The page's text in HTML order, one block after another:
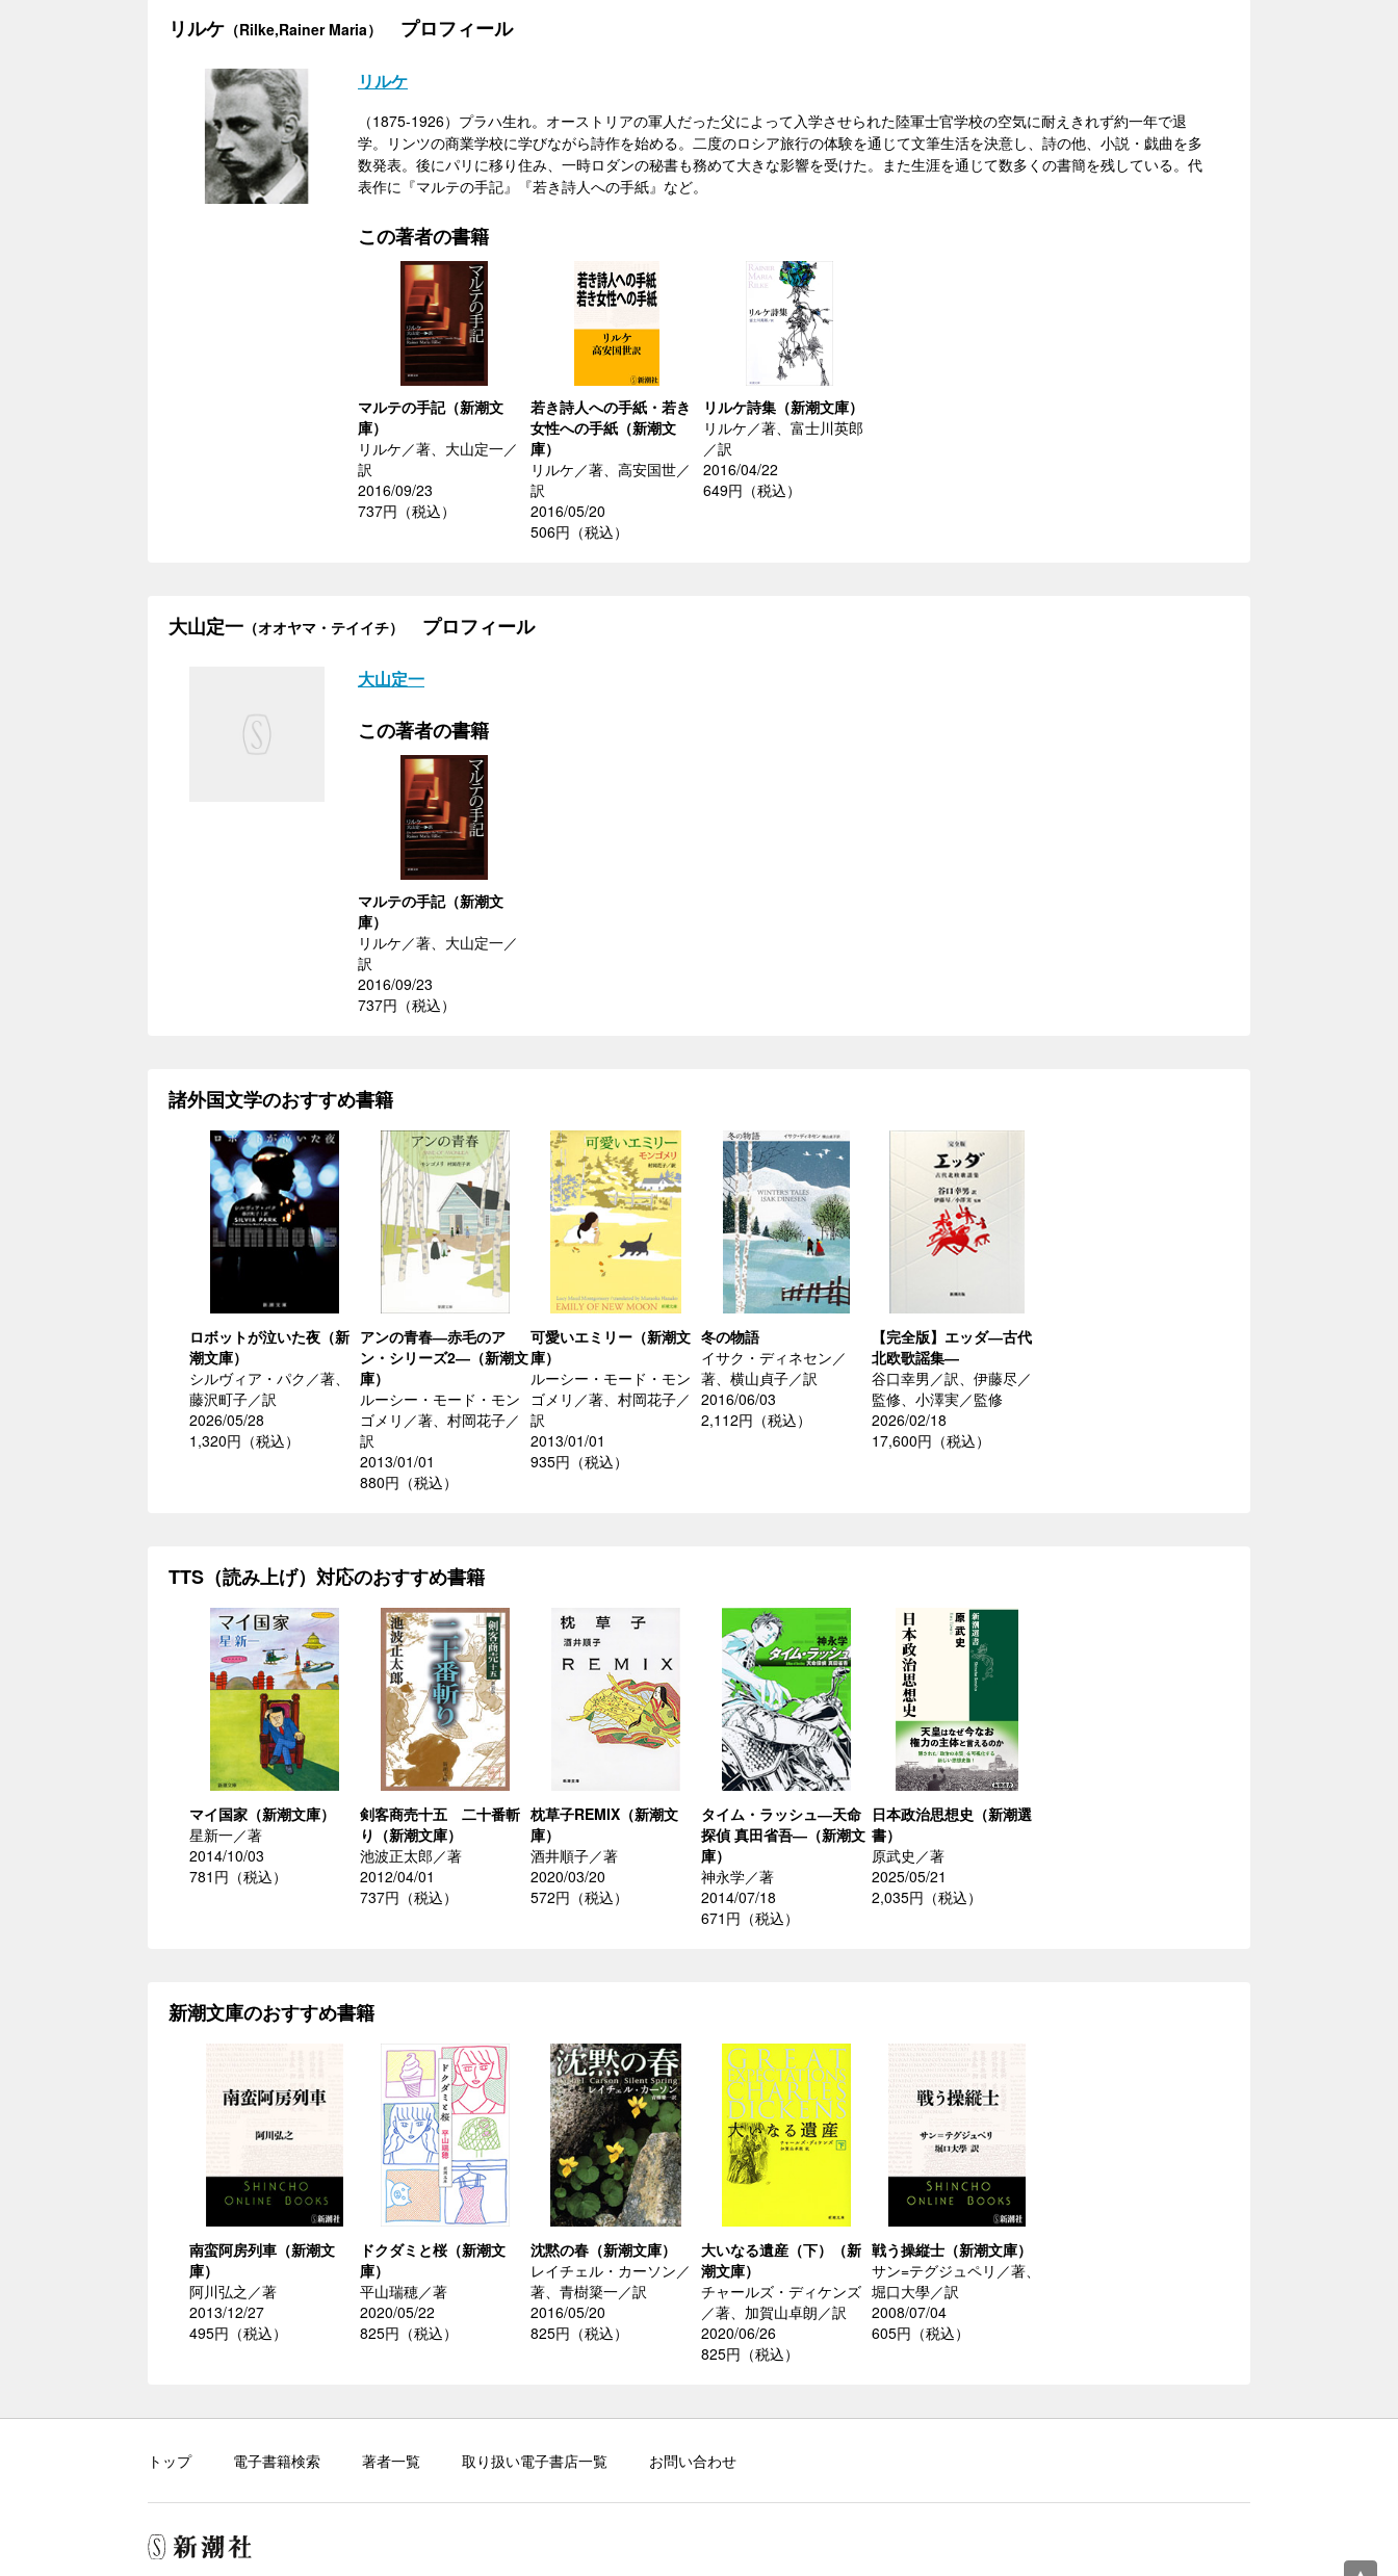
リルケ （Rilke,Rainer Maria） プロフィール
リルケ
（1875-1926）プラハ生れ。オーストリアの軍人だった父によって入学させられた陸軍士官学校の空気に耐えきれず約一年で退
学。リンツの商業学校に学びながら詩作を始める。二度のロシア旅行の体験を通じて文筆生活を決意し、詩の他、小説・戯曲を多
数発表。後にパリに移り住み、一時ロダンの秘書も務めて大きな影響を受けた。また生涯を通じて数多くの書簡を残している。代
表作に『マルテの手記』『若き詩人への手紙』など。
この著者の書籍
マルテの手記（新潮文
庫）
リルケ／著、大山定一／
訳
2016/09/23
737円（税込）
若き詩人への手紙・若き
女性への手紙（新潮文
庫）
リルケ／著、高安国世／
訳
2016/05/20
506円（税込）
リルケ詩集（新潮文庫）
リルケ／著、富士川英郎
／訳
2016/04/22
649円（税込）
大山定一 （オオヤマ・テイイチ） プロフィール
大山定一
この著者の書籍
マルテの手記（新潮文
庫）
リルケ／著、大山定一／
訳
2016/09/23
737円（税込）
諸外国文学のおすすめ書籍
ロボットが泣いた夜（新
潮文庫）
シルヴィア・パク／著、
藤沢町子／訳
2026/05/28
1,320円（税込）
アンの青春―赤毛のア
ン・シリーズ2―（新潮文
庫）
ルーシー・モード・モン
ゴメリ／著、村岡花子／
訳
2013/01/01
880円（税込）
可愛いエミリー（新潮文
庫）
ルーシー・モード・モン
ゴメリ／著、村岡花子／
訳
2013/01/01
935円（税込）
冬の物語
イサク・ディネセン／
著、横山貞子／訳
2016/06/03
2,112円（税込）
【完全版】エッダ―古代
北欧歌謡集―
谷口幸男／訳、伊藤尽／
監修、小澤実／監修
2026/02/18
17,600円（税込）
TTS（読み上げ）対応のおすすめ書籍
マイ国家（新潮文庫）
星新一／著
2014/10/03
781円（税込）
剣客商売十五 二十番斬
り（新潮文庫）
池波正太郎／著
2012/04/01
737円（税込）
枕草子REMIX（新潮文
庫）
酒井順子／著
2020/03/20
572円（税込）
タイム・ラッシュ―天命
探偵 真田省吾―（新潮文
庫）
神永学／著
2014/07/18
671円（税込）
日本政治思想史（新潮選
書）
原武史／著
2025/05/21
2,035円（税込）
新潮文庫のおすすめ書籍
南蛮阿房列車（新潮文
庫）
阿川弘之／著
2013/12/27
495円（税込）
ドクダミと桜（新潮文
庫）
平山瑞穂／著
2020/05/22
825円（税込）
沈黙の春（新潮文庫）
レイチェル・カーソン／
著、青樹簗一／訳
2016/05/20
825円（税込）
大いなる遺産（下）（新
潮文庫）
チャールズ・ディケンズ
／著、加賀山卓朗／訳
2020/06/26
825円（税込）
戦う操縦士（新潮文庫）
サン=テグジュペリ／著、
堀口大學／訳
2008/07/04
605円（税込）
トップ 電子書籍検索 著者一覧 取り扱い電子書店一覧 お問い合わせ